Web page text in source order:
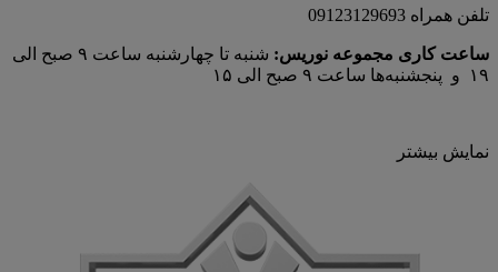
تلفن همراه 09123129693
ساعت کاری مجموعه نوریس:
شنبه تا چهارشنبه ساعت ۹ صبح الی
۱۹ و پنجشنبه‌ها ساعت ۹ صبح الی ۱۵
نمایش بیشتر